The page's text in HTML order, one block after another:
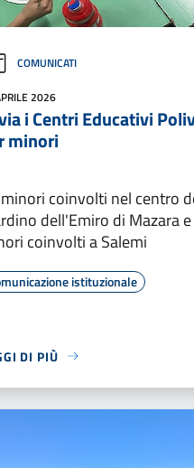
COMUNICATI
2026
i Centri Educativi
minori
coinvolti nel centro
dell'Emiro di Mazara
coinvolti a Salemi
istituzionale
DI PIÙ